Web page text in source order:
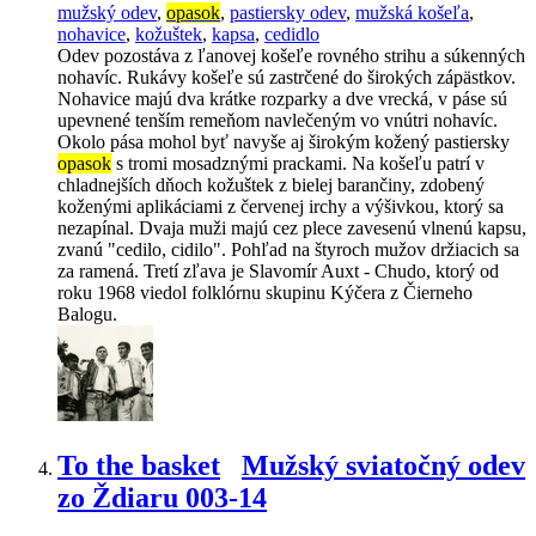
mužský odev, opasok, pastiersky odev, mužská košeľa,
nohavice, kožuštek, kapsa, cedidlo
Odev pozostáva z ľanovej košeľe rovného strihu a súkenných
nohavíc. Rukávy košeľe sú zastrčené do širokých zápästkov.
Nohavice majú dva krátke rozparky a dve vrecká, v páse sú
upevnené tenším remeňom navlečeným vo vnútri nohavíc.
Okolo pása mohol byť navyše aj širokým kožený pastiersky
opasok s tromi mosadznými prackami. Na košeľu patrí v
chladnejších dňoch kožuštek z bielej barančiny, zdobený
koženými aplikáciami z červenej irchy a výšivkou, ktorý sa
nezapínal. Dvaja muži majú cez plece zavesenú vlnenú kapsu,
zvanú "cedilo, cidilo". Pohľad na štyroch mužov držiacich sa
za ramená. Tretí zľava je Slavomír Auxt - Chudo, ktorý od
roku 1968 viedol folklórnu skupinu Kýčera z Čierneho
Balogu.
To the basket
Mužský sviatočný odev
zo Ždiaru 003-14